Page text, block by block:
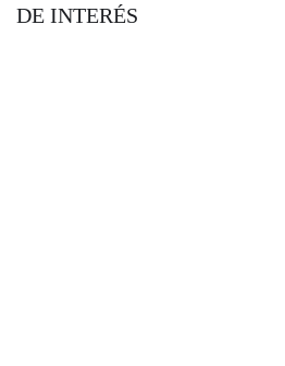
DE INTERÉS